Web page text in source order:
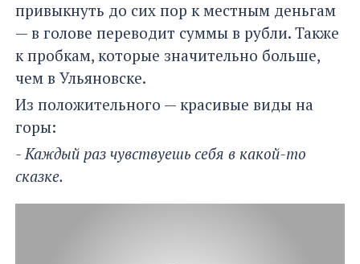
привыкнуть до сих пор к местным деньгам
— в голове переводит суммы в рубли. Также
к пробкам, которые значительно больше,
чем в Ульяновске.
Из положительного — красивые виды на
горы:
- Каждый раз чувствуешь себя в какой-то
сказке.